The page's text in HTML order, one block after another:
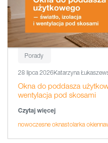
Porady
28 lipca 2026Katarzyna
Okna do poddasza
wentylacja pod skosami
Czytaj więcej
nowoczesne oknastolarka okienna